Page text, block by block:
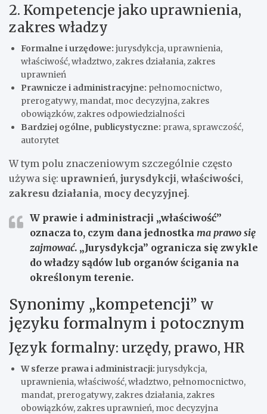
2. Kompetencje jako uprawnienia,
zakres władzy
Formalne i urzędowe: jurysdykcja, uprawnienia,
właściwość, władztwo, zakres działania, zakres
uprawnień
Prawnicze i administracyjne: pełnomocnictwo,
prerogatywy, mandat, moc decyzyjna, zakres
obowiązków, zakres odpowiedzialności
Bardziej ogólne, publicystyczne: prawa, sprawczość,
autorytet
W tym polu znaczeniowym szczególnie często
używa się: uprawnień, jurysdykcji,właściwości,
zakresu działania, mocy decyzyjnej.
W prawie i administracji „właściwość”
oznacza to, czym dana jednostka ma prawo się
zajmować. „Jurysdykcja” ogranicza się zwykle
do władzy sądów lub organów ścigania na
określonym terenie.
Synonimy „kompetencji” w
języku formalnym i potocznym
Język formalny: urzędy, prawo, HR
W sferze prawa i administracji: jurysdykcja,
uprawnienia, właściwość, władztwo, pełnomocnictwo,
mandat, prerogatywy, zakres działania, zakres
obowiązków, zakres uprawnień, moc decyzyjna